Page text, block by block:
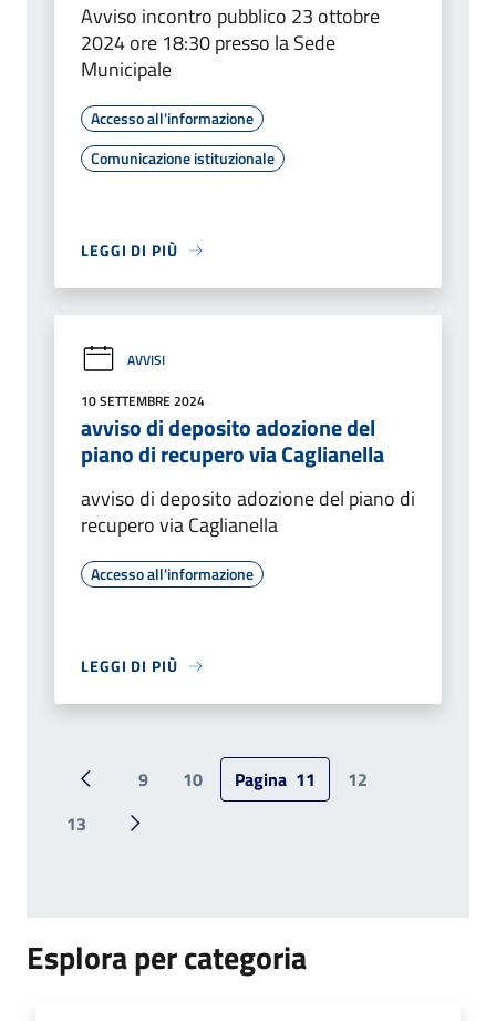
Avviso incontro pubblico 23 ottobre
2024 ore 18:30 presso la Sede
Municipale
Accesso all'informazione
Comunicazione istituzionale
LEGGI DI PIÙ
AVVISI
10 SETTEMBRE 2024
avviso di deposito adozione del
piano di recupero via Caglianella
avviso di deposito adozione del piano di
recupero via Caglianella
Accesso all'informazione
LEGGI DI PIÙ
Pagina precedente
9 10 Pagina 11
12
13
Pagina successiva
Esplora per categoria